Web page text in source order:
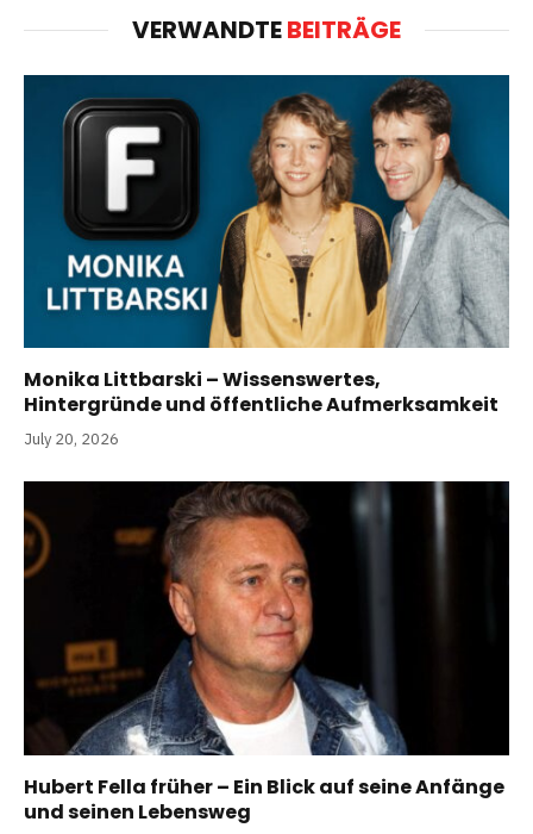
VERWANDTEBEITRÄGE
Monika Littbarski – Wissenswertes,
Hintergründe und öffentliche Aufmerksamkeit
July 20, 2026
Hubert Fella früher – Ein Blick auf seine Anfänge
und seinen Lebensweg